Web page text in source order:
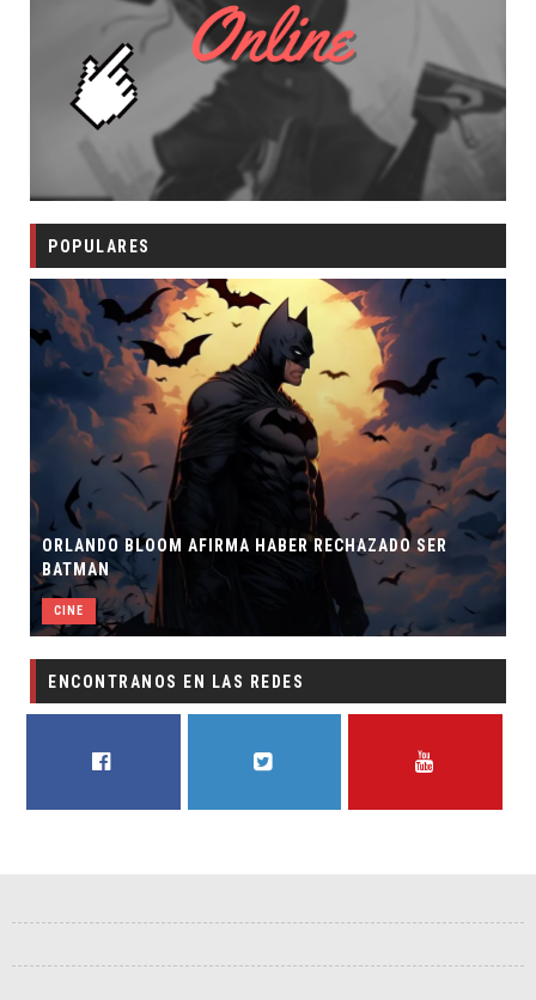
POPULARES
ORLANDO BLOOM AFIRMA HABER RECHAZADO SER
BATMAN
CINE
ENCONTRANOS EN LAS REDES